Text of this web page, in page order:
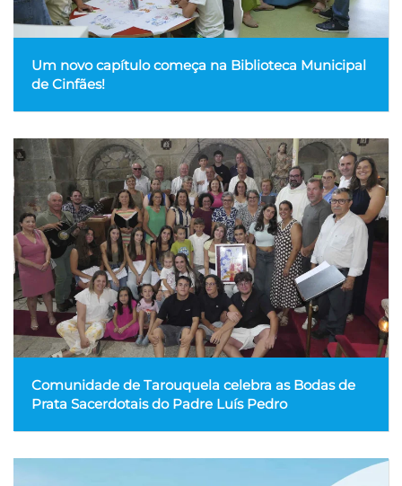
Um novo capítulo começa na Biblioteca Municipal
de Cinfães!
Comunidade de Tarouquela celebra as Bodas de
Prata Sacerdotais do Padre Luís Pedro